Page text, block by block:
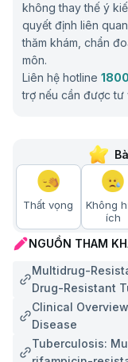
Bác sĩ sẽ sử dụng kết
phù
Chế độ sinh
thuốc
Những thói quen
diễn tiến của lao
Để giúp hạn chế
việc duy trì lối
không thay thế ý
quyết định liên
thăm khám, chẩn
môn.
Liên hệ hotline
trợ nếu cần được tư
Thất vọng
Không
ích
NGUỒN THAM
Multidrug-
Drug-Resistant
Clinical
Disease
Tuberculosis: